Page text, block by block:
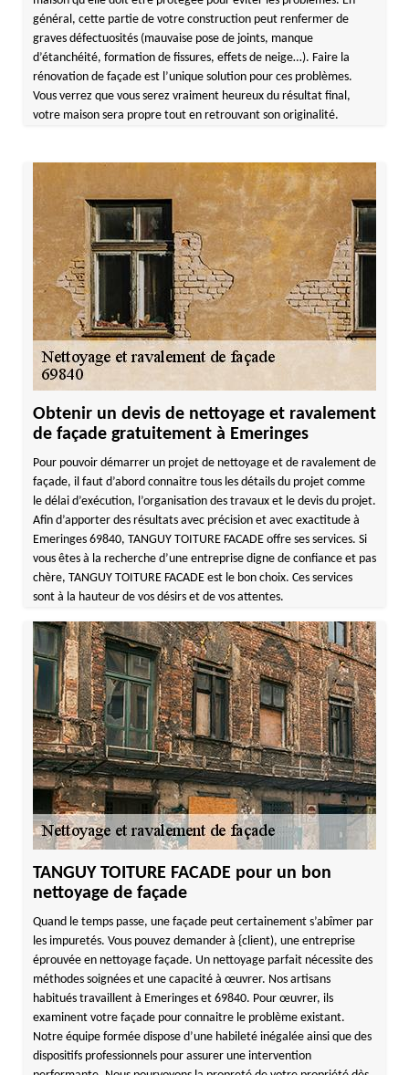
général, cette partie de votre construction peut renfermer de
graves défectuosités (mauvaise pose de joints, manque
d’étanchéité, formation de fissures, effets de neige…). Faire la
rénovation de façade est l’unique solution pour ces problèmes.
Vous verrez que vous serez vraiment heureux du résultat final,
votre maison sera propre tout en retrouvant son originalité.
Obtenir un devis de nettoyage et ravalement
de façade gratuitement à Emeringes
Pour pouvoir démarrer un projet de nettoyage et de ravalement de
façade, il faut d’abord connaitre tous les détails du projet comme
le délai d’exécution, l’organisation des travaux et le devis du projet.
Afin d’apporter des résultats avec précision et avec exactitude à
Emeringes 69840, TANGUY TOITURE FACADE offre ses services. Si
vous êtes à la recherche d’une entreprise digne de confiance et pas
chère, TANGUY TOITURE FACADE est le bon choix. Ces services
sont à la hauteur de vos désirs et de vos attentes.
TANGUY TOITURE FACADE pour un bon
nettoyage de façade
Quand le temps passe, une façade peut certainement s’abîmer par
les impuretés. Vous pouvez demander à {client), une entreprise
éprouvée en nettoyage façade. Un nettoyage parfait nécessite des
méthodes soignées et une capacité à œuvrer. Nos artisans
habitués travaillent à Emeringes et 69840. Pour œuvrer, ils
examinent votre façade pour connaitre le problème existant.
Notre équipe formée dispose d’une habileté inégalée ainsi que des
dispositifs professionnels pour assurer une intervention